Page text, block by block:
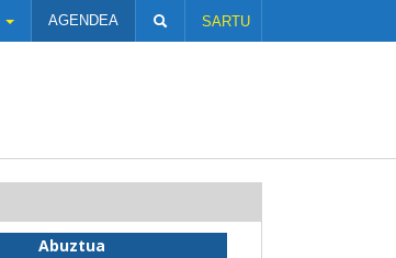
AGENDEA SARTU
Abuztua